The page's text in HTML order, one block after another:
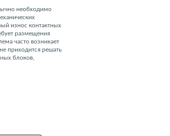
необходимо
износ контактных
размещения
часто возникает
приходится решать
блоков,